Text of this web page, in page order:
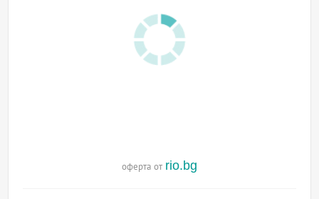
оферта от rio.bg